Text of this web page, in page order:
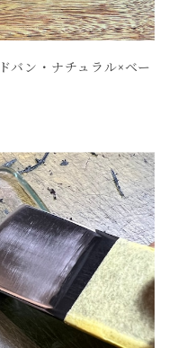
ン・ナチュラル×ベー